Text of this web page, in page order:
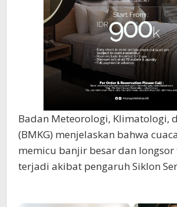
Badan Meteorologi, Klimatologi,
(BMKG) menjelaskan bahwa
memicu banjir besar dan
terjadi akibat pengaruh Siklon